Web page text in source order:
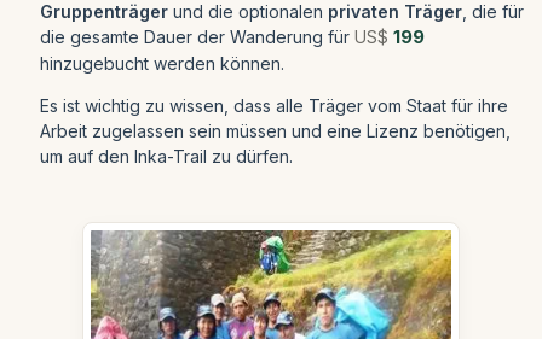
Gruppenträger und die optionalen privaten Träger , die für
die gesamte Dauer der Wanderung für US$ 199
hinzugebucht werden können.
Es ist wichtig zu wissen, dass alle Träger vom Staat für ihre
Arbeit zugelassen sein müssen und eine Lizenz benötigen,
um auf den Inka-Trail zu dürfen.